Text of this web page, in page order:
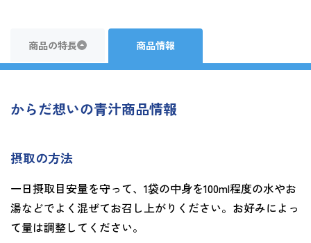
商品の特長 商品情報
からだ想いの青汁商品情報
摂取の方法
一日摂取目安量を守って、1袋の中身を100ml程度の水やお
湯などでよく混ぜてお召し上がりください。お好みによっ
て量は調整してください。